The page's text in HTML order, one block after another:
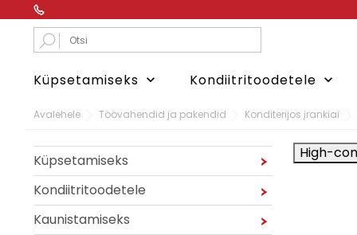
Küpsetamiseks keyboard_arrow_down Kondiitritoodetele keyboard_arrow_down
Avalehele Töövahendid ja pakendid Konditerijos įrankiai
Küpsetamiseks
Kondiitritoodetele
Kaunistamiseks
High-